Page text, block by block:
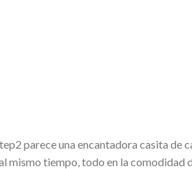
parece una encantadora casita
mismo tiempo, todo en la comodidad